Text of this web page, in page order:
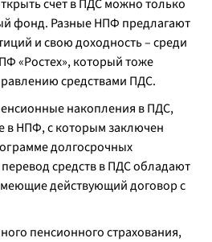
счет в ПДС можно только
фонд. Разные НПФ предлагают
и свою доходность – среди
«Ростех», который тоже
средствами ПДС.
накопления в ПДС,
в НПФ, с которым заключен
долгосрочных
средств в ПДС обладают
действующий договор с
пенсионного страхования,